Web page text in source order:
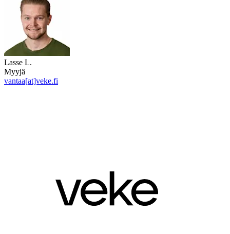
Lasse L.
Myyjä
vantaa[at]veke.fi